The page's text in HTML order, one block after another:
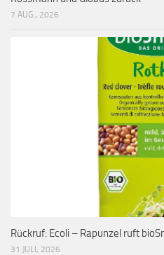
7 AUG., 2026
Rückruf: Ecoli – Rapunzel ruft
31 JULI, 2026